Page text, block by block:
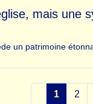
mais une
un patrimoine
1 2